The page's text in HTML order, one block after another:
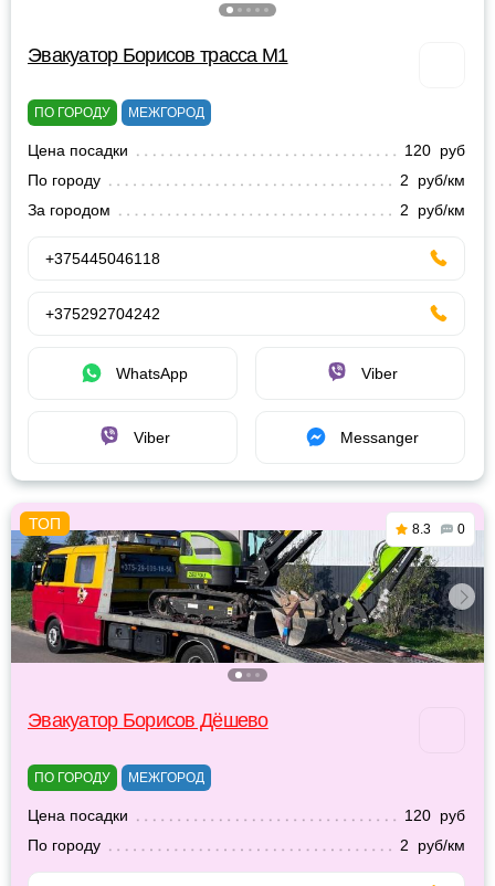
Эвакуатор Борисов трасса М1
ПО ГОРОДУ МЕЖГОРОД
Цена посадки
120 руб
По городу
2 руб/км
За городом
2 руб/км
+375445046118
+375292704242
WhatsApp Viber
Viber Messanger
8.3 0
Эвакуатор Борисов Дёшево
ПО ГОРОДУ МЕЖГОРОД
Цена посадки
120 руб
По городу
2 руб/км